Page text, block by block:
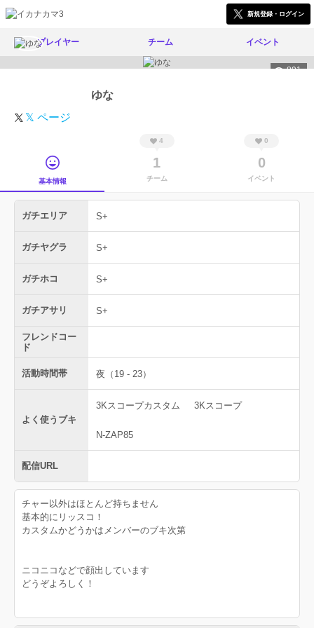
新規登録・ログイン
プレイヤー チーム イベント
891
ゆな
𝕏 ページ
基本情報
4
1
チーム
0
0
イベント
ガチエリア S+
ガチヤグラ S+
ガチホコ S+
ガチアサリ S+
フレンドコー
ド
活動時間帯 夜（19 - 23）
よく使うブキ
3Kスコープカスタム 3Kスコープ
N-ZAP85
配信URL
チャー以外はほとんど持ちません
基本的にリッスコ！
カスタムかどうかはメンバーのブキ次第
ニコニコなどで顔出しています
どうぞよろしく！